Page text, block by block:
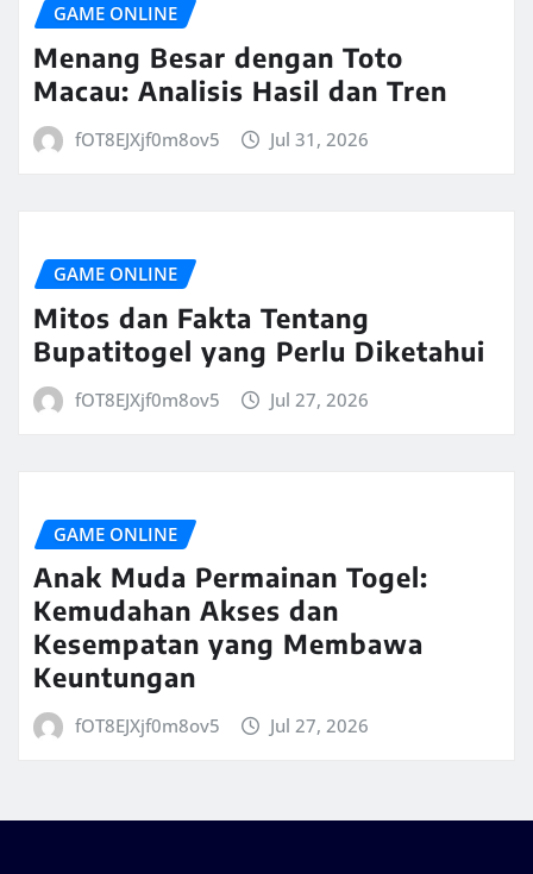
GAME ONLINE
Menang Besar dengan Toto
Macau: Analisis Hasil dan Tren
fOT8EJXjf0m8ov5 Jul 31, 2026
GAME ONLINE
Mitos dan Fakta Tentang
Bupatitogel yang Perlu Diketahui
fOT8EJXjf0m8ov5 Jul 27, 2026
GAME ONLINE
Anak Muda Permainan Togel:
Kemudahan Akses dan
Kesempatan yang Membawa
Keuntungan
fOT8EJXjf0m8ov5 Jul 27, 2026